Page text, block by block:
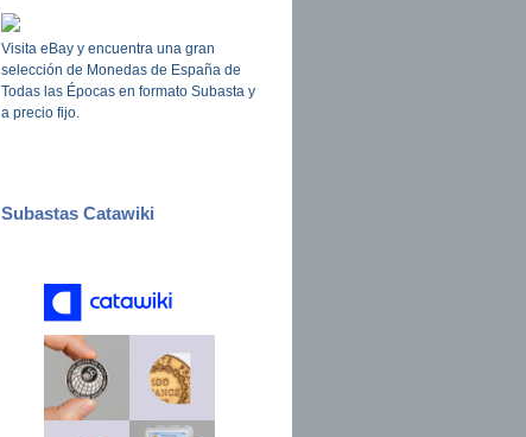
Visita eBay y encuentra una gran
selección de Monedas de España de
Todas las Épocas en formato Subasta y
a precio fijo.
Subastas Catawiki